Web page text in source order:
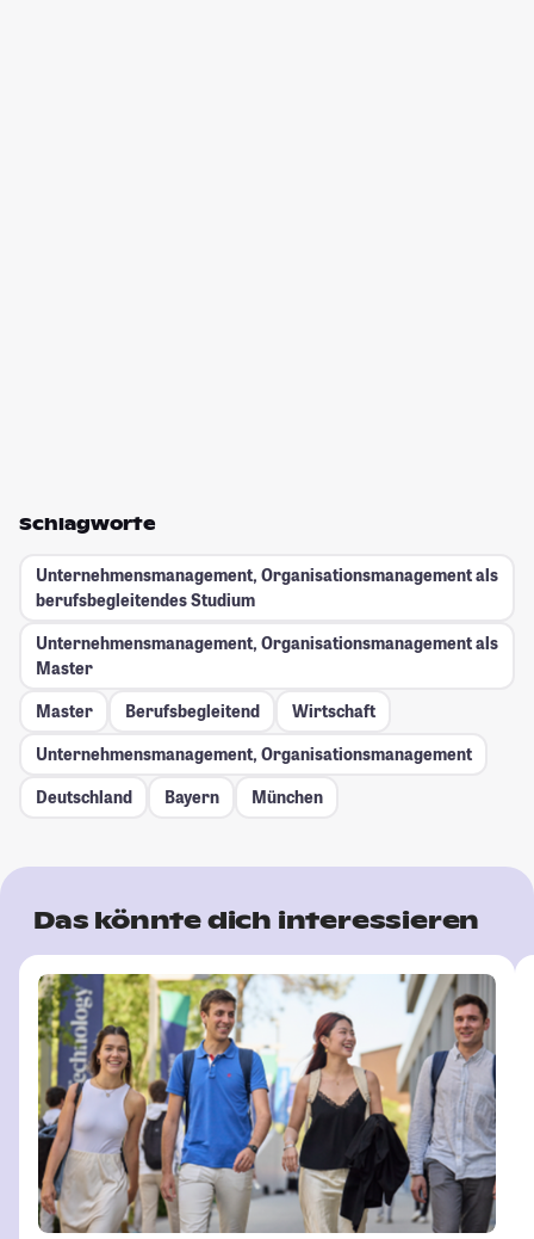
Schlagworte
Unternehmensmanagement, Organisationsmanagement als
berufsbegleitendes Studium
Unternehmensmanagement, Organisationsmanagement als
Master
Master
Berufsbegleitend
Wirtschaft
Unternehmensmanagement, Organisationsmanagement
Deutschland
Bayern München
Das könnte dich interessieren